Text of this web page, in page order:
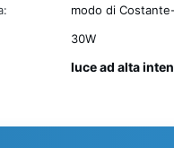
modo di
30W
luce ad alta